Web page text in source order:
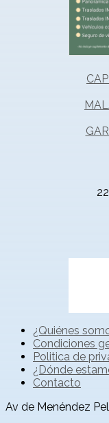
¿Quiénes
Condiciones
Politica de
¿Dónde
Contacto
Av de Menéndez